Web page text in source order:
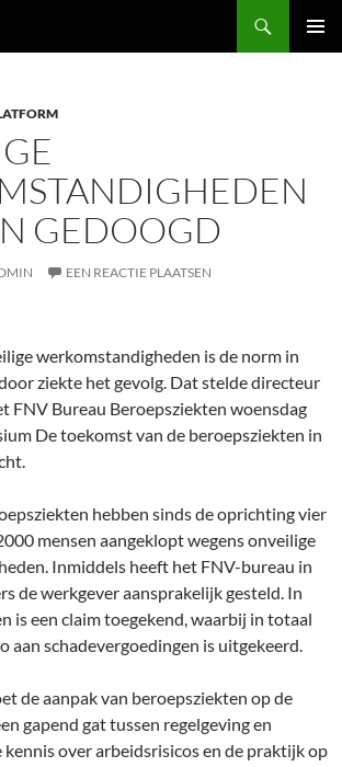
GEDOOGD
EEN REACTIE PLAATSEN
werkomstandigheden is de norm in
ziekte het gevolg. Dat stelde directeur
FNV Bureau Beroepsziekten woensdag
De toekomst van de beroepsziekten in
hebben sinds de oprichting vier
mensen aangeklopt wegens onveilige
Inmiddels heeft het FNV-bureau in
de werkgever aansprakelijk gesteld. In
is een claim toegekend, waarbij in totaal
aan schadevergoedingen is uitgekeerd.
de aanpak van beroepsziekten op de
gapend gat tussen regelgeving en
over arbeidsrisicos en de praktijk op